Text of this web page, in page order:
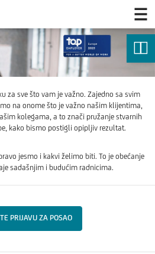
za sve što vam je važno. Zajedno sa svim
na onome što je važno našim klijentima,
kolegama, a to znači pružanje stvarnih
kako bismo postigli opipljiv rezultat.
jesmo i kakvi želimo biti. To je obećanje
sadašnjim i budućim radnicima.
PRIJAVU ZA POSAO